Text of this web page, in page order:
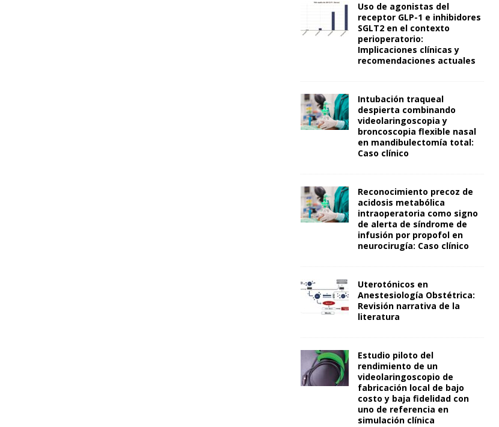
Uso de agonistas del
receptor GLP-1 e inhibidores
SGLT2 en el contexto
perioperatorio:
Implicaciones clínicas y
recomendaciones actuales
Intubación traqueal
despierta combinando
videolaringoscopia y
broncoscopia flexible nasal
en mandibulectomía total:
Caso clínico
Reconocimiento precoz de
acidosis metabólica
intraoperatoria como signo
de alerta de síndrome de
infusión por propofol en
neurocirugía: Caso clínico
Uterotónicos en
Anestesiología Obstétrica:
Revisión narrativa de la
literatura
Estudio piloto del
rendimiento de un
videolaringoscopio de
fabricación local de bajo
costo y baja fidelidad con
uno de referencia en
simulación clínica